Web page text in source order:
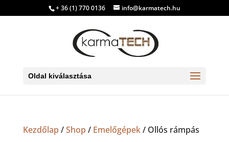
+ 36 (1) 770 0136 info@karmatech.hu
Oldal kiválasztása
Kezdőlap /Shop / Emelőgépek/ Ollós rámpás